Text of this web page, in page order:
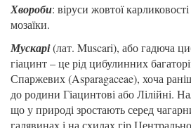
Хвороби: віруси жовтої
мозаїки.
Мускарі(лат. Muscari), або гадюча
гіацинт – це рід цибулинних
Спаржевих (Asparagaceae), хоча
до родини Гіацинтові або Лілійні.
що у природі зростають серед
галявинах і на схилах гір